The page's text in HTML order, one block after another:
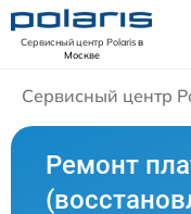
Сервисный центр Polarisв
Москве
Сервисный центр
Ремонт